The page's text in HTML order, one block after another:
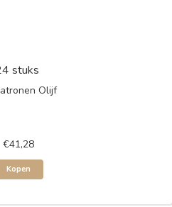
stuks
Olijf
€41,28
Kopen